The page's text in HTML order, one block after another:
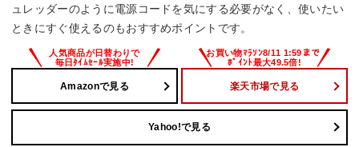
ュレッダーのように電源コードを気にする必要がなく、使いたい
ときにすぐ使えるのもおすすめポイントです。
Amazonで見る 楽天市場で見る
Yahoo!で見る